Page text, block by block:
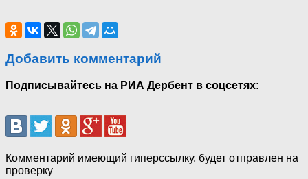
Добавить комментарий
Подписывайтесь на РИА Дербент в соцсетях:
Комментарий имеющий гиперссылку, будет отправлен на
проверку